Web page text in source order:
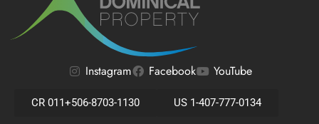
Instagram Facebook YouTube
CR 011+506-8703-1130 US 1-407-777-0134